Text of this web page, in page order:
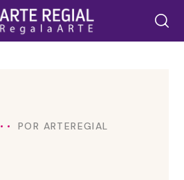
POR ARTEREGIAL